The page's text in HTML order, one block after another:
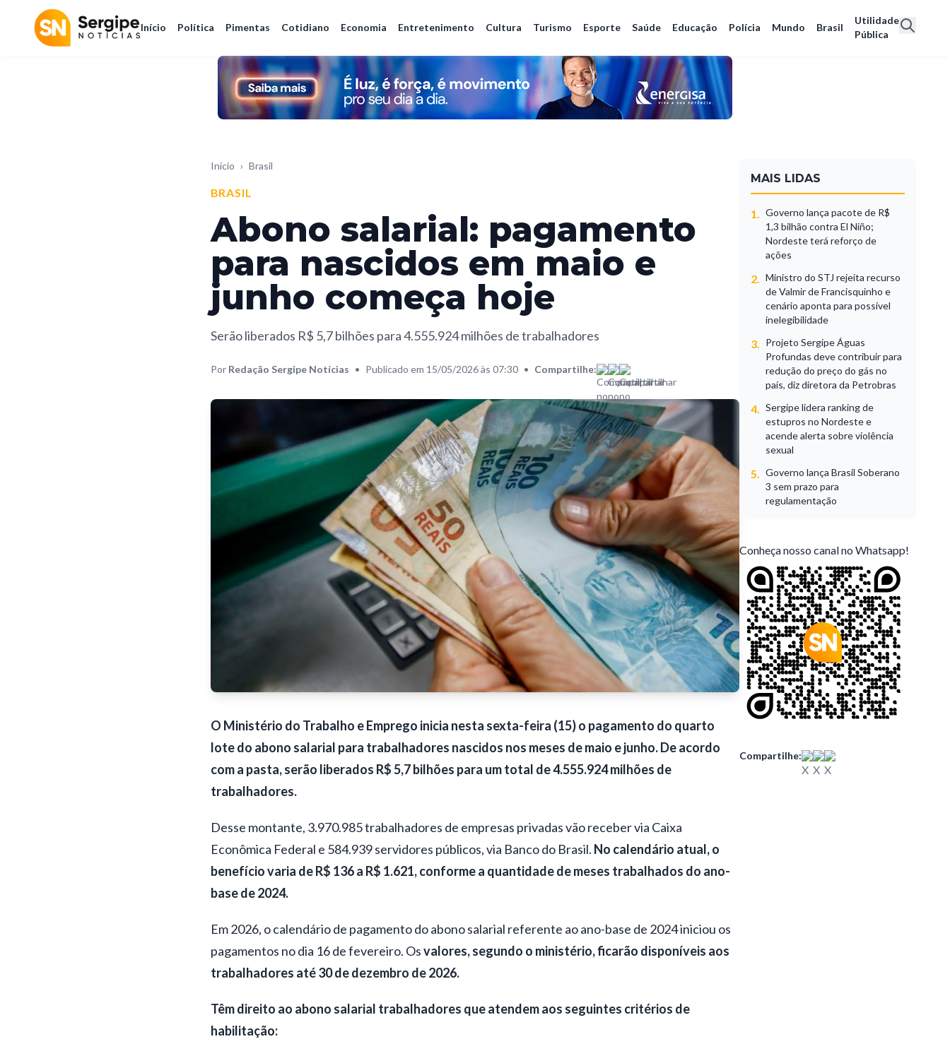
Início Política Pimentas Cotidiano Economia Entretenimento Cultura Turismo Esporte Saúde Educação Polícia Mundo Brasil
Utilidade
Pública
Início › Brasil
BRASIL
Abono salarial: pagamento
para nascidos em maio e
junho começa hoje
Serão liberados R$ 5,7 bilhões para 4.555.924 milhões de trabalhadores
Por Redação Sergipe Notícias • Publicado em 15/05/2026 às 07:30 • Compartilhe:
O Ministério do Trabalho e Emprego inicia nesta sexta-feira (15) o pagamento do quarto
lote do abono salarial para trabalhadores nascidos nos meses de maio e junho. De acordo
com a pasta, serão liberados R$ 5,7 bilhões para um total de 4.555.924 milhões de
trabalhadores.
Desse montante, 3.970.985 trabalhadores de empresas privadas vão receber via Caixa
Econômica Federal e 584.939 servidores públicos, via Banco do Brasil. No calendário atual, o
benefício varia de R$ 136 a R$ 1.621, conforme a quantidade de meses trabalhados do ano-
base de 2024.
Em 2026, o calendário de pagamento do abono salarial referente ao ano-base de 2024 iniciou os
pagamentos no dia 16 de fevereiro. Osvalores, segundo o ministério, ficarão disponíveis aos
trabalhadores até 30 de dezembro de 2026.
Têm direito ao abono salarial trabalhadores que atendem aos seguintes critérios de
habilitação:
MAIS LIDAS
1.
Governo lança pacote de R$
1,3 bilhão contra El Niño;
Nordeste terá reforço de
ações
2.
Ministro do STJ rejeita recurso
de Valmir de Francisquinho e
cenário aponta para possível
inelegibilidade
3.
Projeto Sergipe Águas
Profundas deve contribuir para
redução do preço do gás no
país, diz diretora da Petrobras
4.
Sergipe lidera ranking de
estupros no Nordeste e
acende alerta sobre violência
sexual
5.
Governo lança Brasil Soberano
3 sem prazo para
regulamentação
Conheça nosso canal no Whatsapp!
Compartilhe: